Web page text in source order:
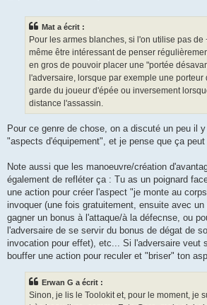
Mat a écrit :
Pour les armes blanches, si l'on utilise pas de
même être intéressant de penser
en gros de pouvoir placer une "portée
l'adversaire, lorsque par exemple une
garde du joueur d'épée ou inversement
distance l'assassin.
Pour ce genre de chose, on a discuté un peu il
"aspects d'équipement", et je pense que ça peut
Note aussi que les manoeuvre/création
également de refléter ça : Tu as un poignard
une action pour créer l'aspect "je monte au
invoquer (une fois gratuitement, ensuite avec
gagner un bonus à l'attaque/à la défecnse, ou
l'adversaire de se servir du bonus de dégat de
invocation pour effet), etc... Si l'adversaire veut
bouffer une action pour reculer et "briser" ton
Erwan G a écrit :
Sinon, je lis le Toolokit et, pour le moment, je